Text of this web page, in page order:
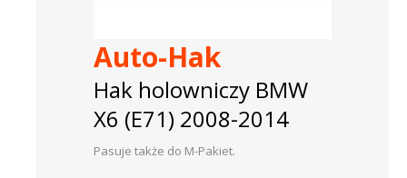
Auto-Hak
Hak holowniczy BMW
X6 (E71) 2008-2014
Pasuje także do M-Pakiet.